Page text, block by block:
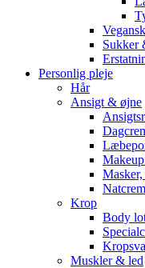
Sukker
Personlig pleje
Hår
Ansigt & øjne
Krop
Body
Muskler & led